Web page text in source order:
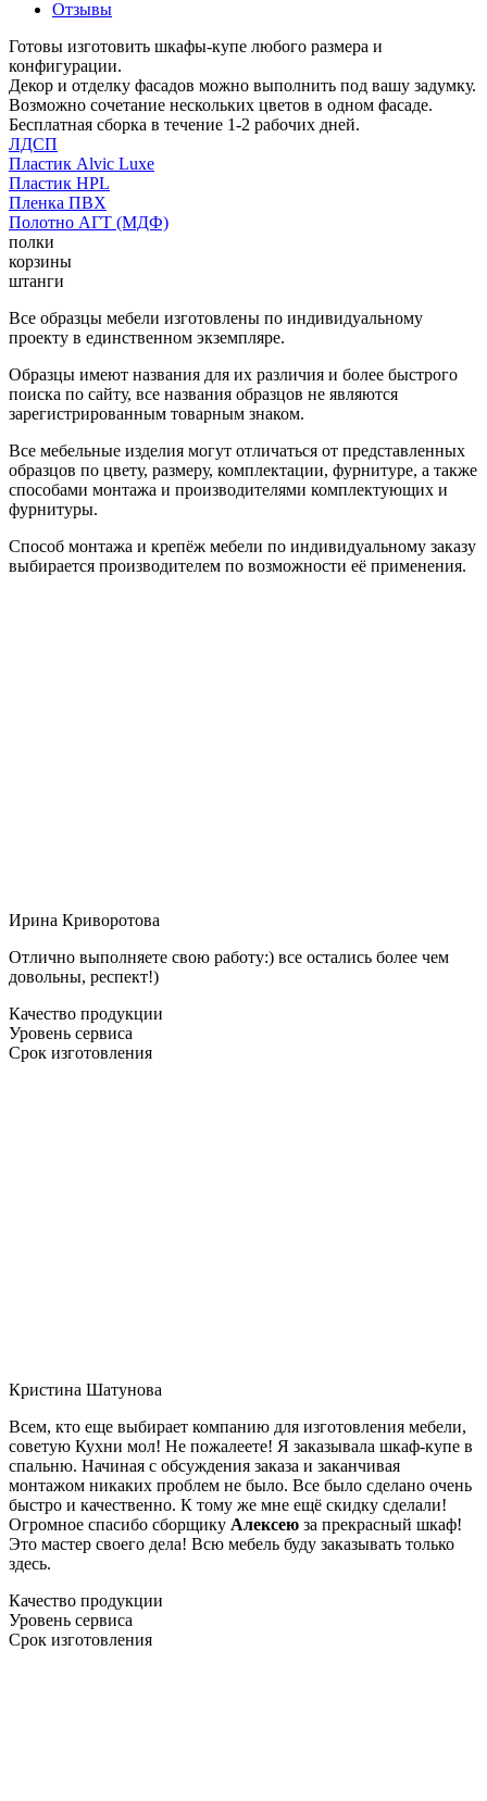
Отзывы
Готовы изготовить шкафы-купе любого размера и
конфигурации.
Декор и отделку фасадов можно выполнить под вашу задумку.
Возможно сочетание нескольких цветов в одном фасаде.
Бесплатная сборка в течение 1-2 рабочих дней.
ЛДСП
Пластик Alvic Luxe
Пластик HPL
Пленка ПВХ
Полотно АГТ (МДФ)
полки
корзины
штанги
Все образцы мебели изготовлены по индивидуальному
проекту в единственном экземпляре.
Образцы имеют названия для их различия и более быстрого
поиска по сайту, все названия образцов не являются
зарегистрированным товарным знаком.
Все мебельные изделия могут отличаться от представленных
образцов по цвету, размеру, комплектации, фурнитуре, а также
способами монтажа и производителями комплектующих и
фурнитуры.
Способ монтажа и крепёж мебели по индивидуальному заказу
выбирается производителем по возможности её применения.
Ирина Криворотова
Отлично выполняете свою работу:) все остались более чем
довольны, респект!)
Качество продукции
Уровень сервиса
Срок изготовления
Кристина Шатунова
Всем, кто еще выбирает компанию для изготовления мебели,
советую Кухни мол! Не пожалеете! Я заказывала шкаф-купе в
спальню. Начиная с обсуждения заказа и заканчивая
монтажом никаких проблем не было. Все было сделано очень
быстро и качественно. К тому же мне ещё скидку сделали!
Огромное спасибо сборщику Алексею за прекрасный шкаф!
Это мастер своего дела! Всю мебель буду заказывать только
здесь.
Качество продукции
Уровень сервиса
Срок изготовления